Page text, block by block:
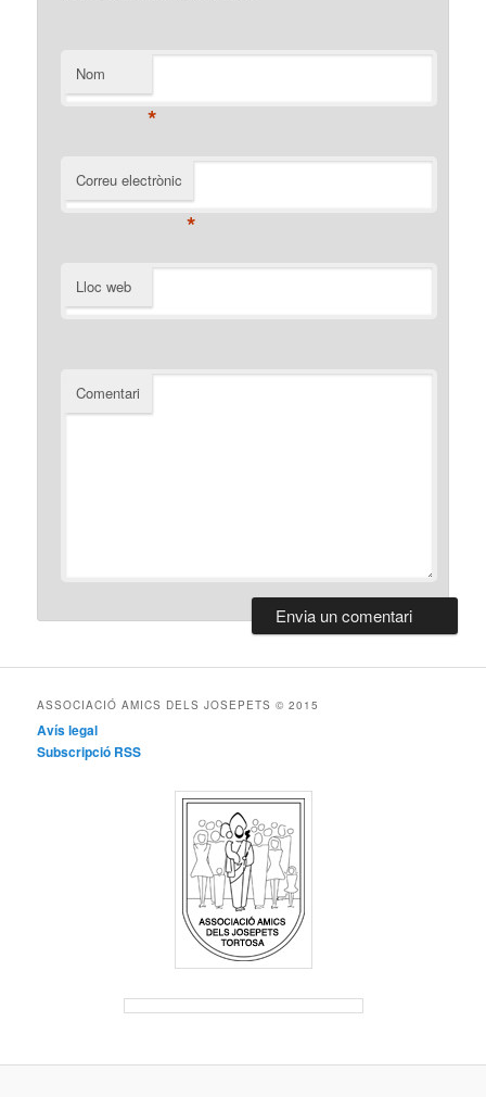
Nom
*
Correu electrònic
*
Lloc web
Comentari
ASSOCIACIÓ AMICS DELS JOSEPETS © 2015
Avís legal
Subscripció RSS